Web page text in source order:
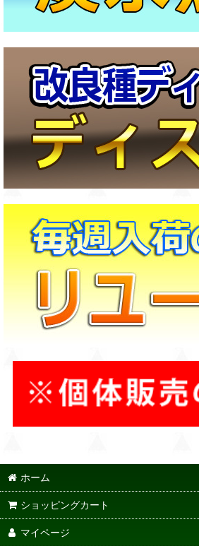
ホーム
ショッピングカート
マイページ